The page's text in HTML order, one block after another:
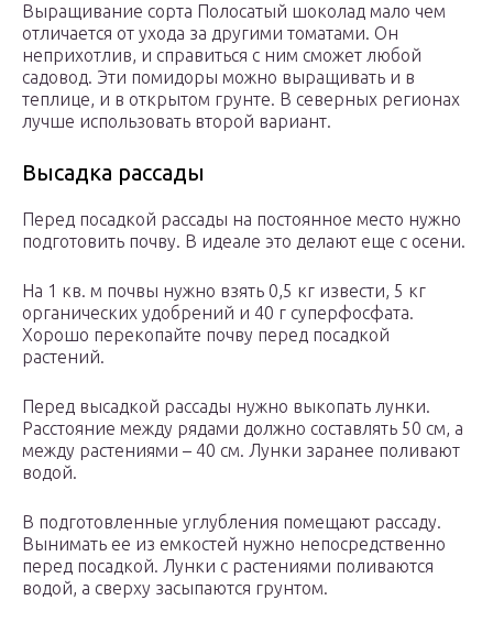
Выращивание сорта Полосатый шоколад мало чем
отличается от ухода за другими томатами. Он
неприхотлив, и справиться с ним сможет любой
садовод. Эти помидоры можно выращивать и в
теплице, и в открытом грунте. В северных регионах
лучше использовать второй вариант.
Высадка рассады
Перед посадкой рассады на постоянное место нужно
подготовить почву. В идеале это делают еще с осени.
На 1 кв. м почвы нужно взять 0,5 кг извести, 5 кг
органических удобрений и 40 г суперфосфата.
Хорошо перекопайте почву перед посадкой
растений.
Перед высадкой рассады нужно выкопать лунки.
Расстояние между рядами должно составлять 50 см, а
между растениями – 40 см. Лунки заранее поливают
водой.
В подготовленные углубления помещают рассаду.
Вынимать ее из емкостей нужно непосредственно
перед посадкой. Лунки с растениями поливаются
водой, а сверху засыпаются грунтом.